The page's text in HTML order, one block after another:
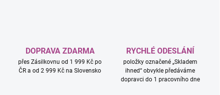
DOPRAVA ZDARMA
přes Zásilkovnu od 1 999 Kč po
ČR a od 2 999 Kč na Slovensko
RYCHLÉ ODESLÁNÍ
položky označené „Skladem
ihned“ obvykle předáváme
dopravci do 1 pracovního dne